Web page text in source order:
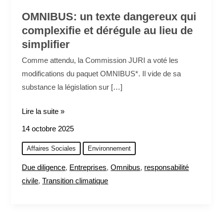
OMNIBUS: un texte dangereux qui
complexifie et dérégule au lieu de
simplifier
Comme attendu, la Commission JURI a voté les
modifications du paquet OMNIBUS*. Il vide de sa
substance la législation sur […]
simplifier
Lire la suite »
14 octobre 2025
Affaires Sociales Environnement
Due diligence, Entreprises,Omnibus, responsabilité
civile,Transition climatique